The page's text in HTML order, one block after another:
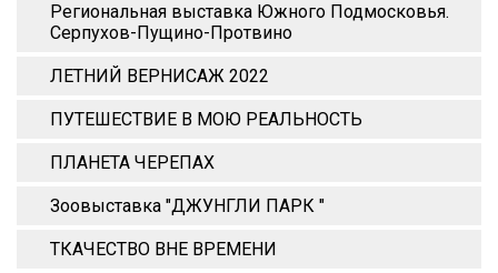
Региональная выставка Южного Подмосковья.
Серпухов-Пущино-Протвино
ЛЕТНИЙ ВЕРНИСАЖ 2022
ПУТЕШЕСТВИЕ В МОЮ РЕАЛЬНОСТЬ
ПЛАНЕТА ЧЕРЕПАХ
Зоовыставка "ДЖУНГЛИ ПАРК "
ТКАЧЕСТВО ВНЕ ВРЕМЕНИ